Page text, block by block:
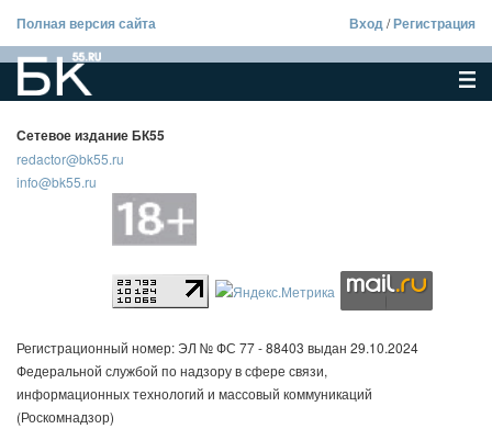
Полная версия сайта Вход/Регистрация
Сетевое издание БК55
redactor@bk55.ru
info@bk55.ru
Регистрационный номер: ЭЛ № ФС 77 - 88403 выдан 29.10.2024
Федеральной службой по надзору в сфере связи,
информационных технологий и массовый коммуникаций
(Роскомнадзор)